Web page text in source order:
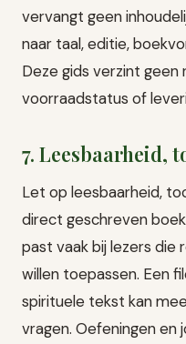
vervangt geen
naar taal, editie,
Deze gids verzint
voorraadstatus of
7. Leesbaarheid,
Let op leesbaarheid,
direct geschreven
past vaak bij lezers die
willen toepassen. Een
spirituele tekst kan
vragen. Oefeningen en